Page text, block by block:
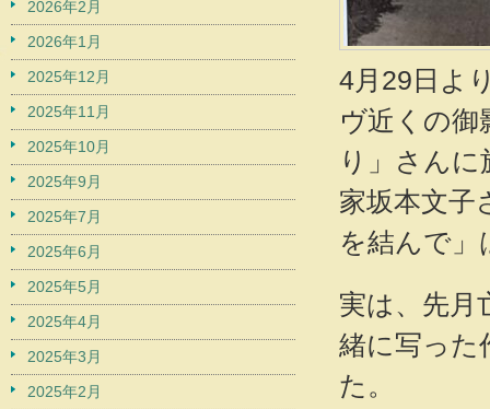
4月29日よ
ヴ近くの御
り」さん
家坂本文子
を結んで
実は、先月
緒に写った
た。
2026年2月
2026年1月
2025年12月
2025年11月
2025年10月
2025年9月
2025年7月
2025年6月
2025年5月
2025年4月
2025年3月
2025年2月